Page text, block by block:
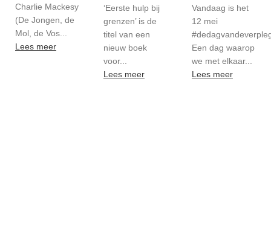
Charlie Mackesy
(De Jongen, de
Mol, de Vos...
Lees meer
‘Eerste hulp bij
grenzen’ is de
titel van een
nieuw boek
voor...
Lees meer
Vandaag is het
12 mei
Een dag waarop
we met elkaar...
Lees meer